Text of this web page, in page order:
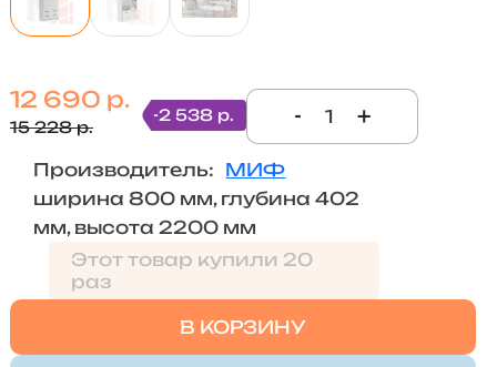
12 690 р.
15 228 р.
-2 538 р. - +
Производитель: МИФ
ширина 800 мм, глубина 402
мм, высота 2200 мм
Этот товар купили 20
раз
В КОРЗИНУ